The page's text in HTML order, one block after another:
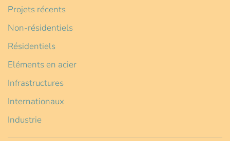
Projets récents
Non-résidentiels
Résidentiels
Eléments en acier
Infrastructures
Internationaux
Industrie